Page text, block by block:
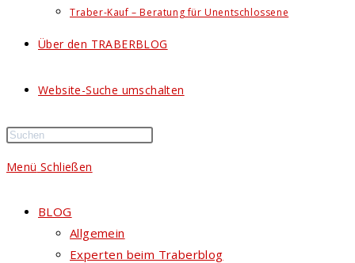
Traber-Kauf – Beratung für Unentschlossene
Über den TRABERBLOG
Website-Suche umschalten
Menü Schließen
BLOG
Allgemein
Experten beim Traberblog